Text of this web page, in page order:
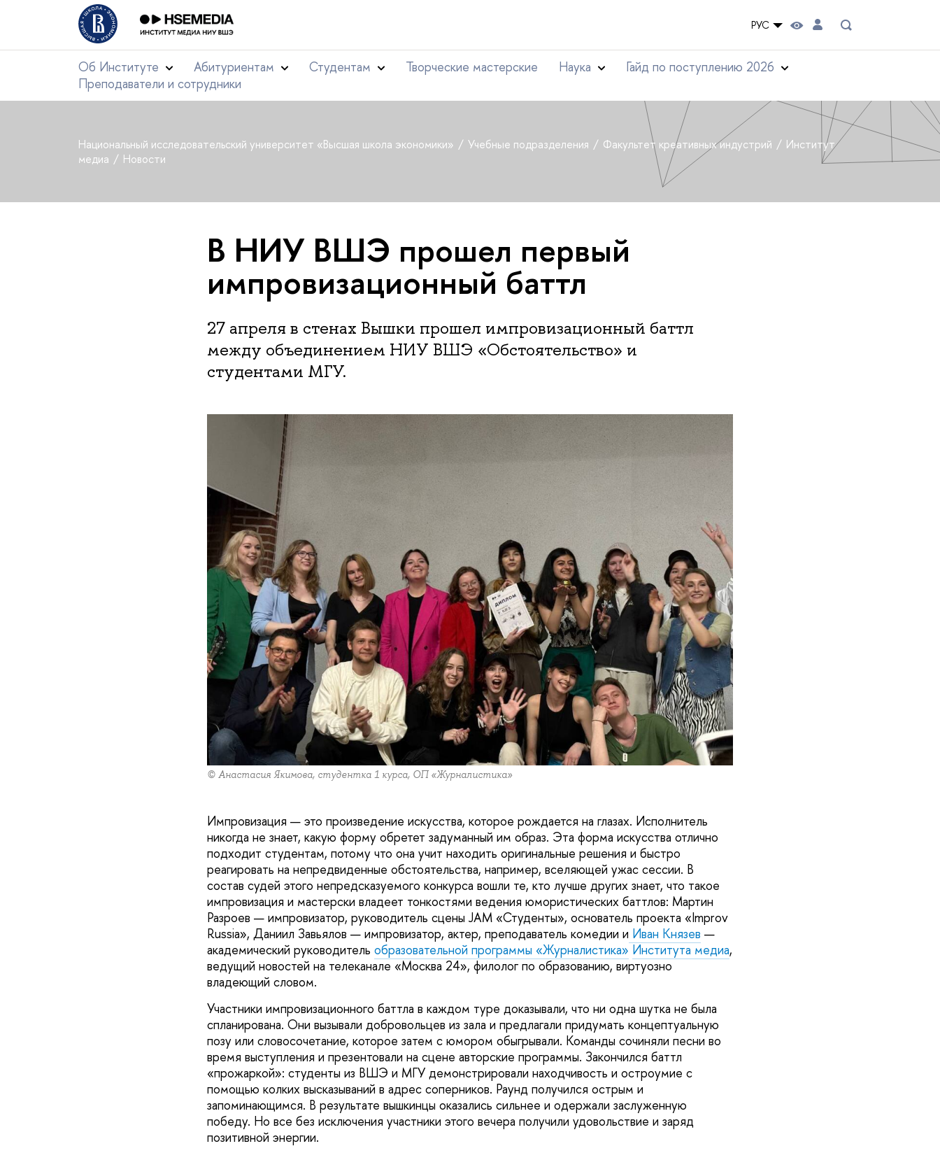
РУС
Об Институте Абитуриентам Студентам Творческие мастерские Наука
Гайд по поступлению 2026
Преподаватели и сотрудники
Национальный исследовательский университет «Высшая школа экономики» Учебные подразделения Факультет креативных индустрий
Институт
медиа
Новости
В НИУ ВШЭ прошел первый
импровизационный баттл
27 апреля в стенах Вышки прошел импровизационный баттл
между объединением НИУ ВШЭ «Обстоятельство» и
студентами МГУ.
© Анастасия Якимова, студентка 1 курса, ОП «Журналистика»
Импровизация — это произведение искусства, которое рождается на глазах. Исполнитель
никогда не знает, какую форму обретет задуманный им образ. Эта форма искусства отлично
подходит студентам, потому что она учит находить оригинальные решения и быстро
реагировать на непредвиденные обстоятельства, например, вселяющей ужас сессии. В
состав судей этого непредсказуемого конкурса вошли те, кто лучше других знает, что такое
импровизация и мастерски владеет тонкостями ведения юмористических баттлов: Мартин
Разроев — импровизатор, руководитель сцены JAM «Студенты», основатель проекта «Improv
Russia», Даниил Завьялов — импровизатор, актер, преподаватель комедии и Иван Князев —
академический руководитель образовательной программы «Журналистика» Института медиа,
ведущий новостей на телеканале «Москва 24», филолог по образованию, виртуозно
владеющий словом.
Участники импровизационного баттла в каждом туре доказывали, что ни одна шутка не была
спланирована. Они вызывали добровольцев из зала и предлагали придумать концептуальную
позу или словосочетание, которое затем с юмором обыгрывали. Команды сочиняли песни во
время выступления и презентовали на сцене авторские программы. Закончился баттл
«прожаркой»: студенты из ВШЭ и МГУ демонстрировали находчивость и остроумие с
помощью колких высказываний в адрес соперников. Раунд получился острым и
запоминающимся. В результате вышкинцы оказались сильнее и одержали заслуженную
победу. Но все без исключения участники этого вечера получили удовольствие и заряд
позитивной энергии.